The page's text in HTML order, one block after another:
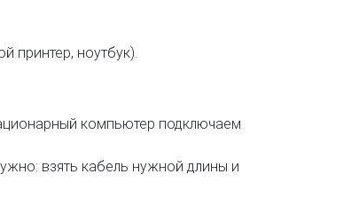
принтер, ноутбук).
компьютер подключаем
взять кабель нужной длины и